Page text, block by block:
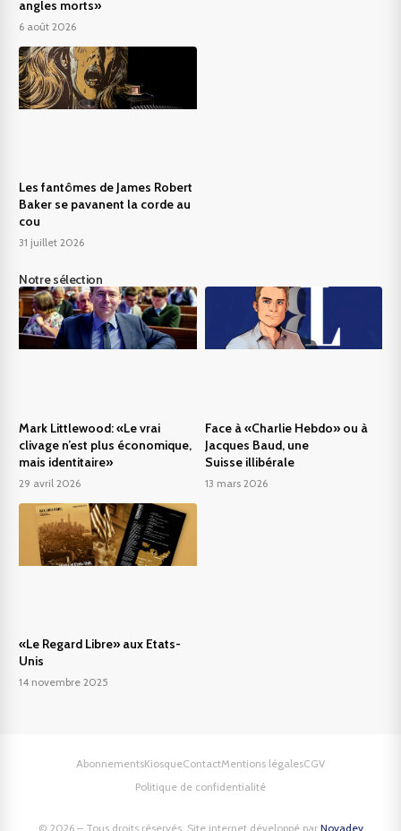
angles morts»
6 août 2026
Les fantômes de James Robert
Baker se pavanent la corde au
cou
31 juillet 2026
Notre sélection
Mark Littlewood: «Le vrai
clivage n’est plus économique,
mais identitaire»
29 avril 2026
Face à «Charlie Hebdo» ou à
Jacques Baud, une
Suisse illibérale
13 mars 2026
«Le Regard Libre» aux Etats-
Unis
14 novembre 2025
© 2026 – Tous droits réservés. Site internet développé par Novadev
AbonnementsKiosqueContactMentions légalesCGV
Politique de confidentialité